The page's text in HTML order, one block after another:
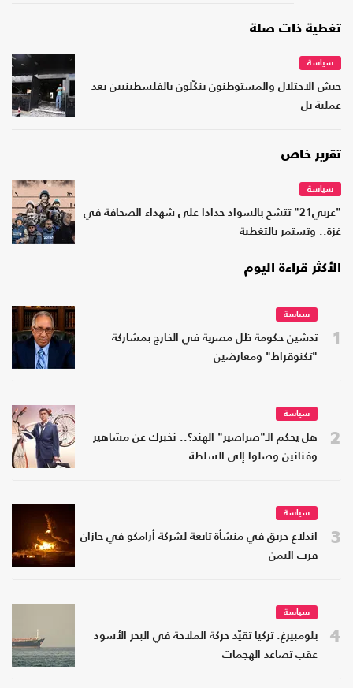
تغطية ذات صلة
سياسة
جيش الاحتلال والمستوطنون ينكّلون بالفلسطينيين بعد
عملية تل
تقرير خاص
سياسة
"عربي21" تتشح بالسواد حدادا على شهداء الصحافة في
غزة.. وتستمر بالتغطية
الأكثر قراءة اليوم
1
سياسة
تدشين حكومة ظل مصرية في الخارج بمشاركة
"تكنوقراط" ومعارضين
2
سياسة
هل يحكم الـ"صراصير" الهند؟.. نخبرك عن مشاهير
وفنانين وصلوا إلى السلطة
3
سياسة
اندلاع حريق في منشأة تابعة لشركة أرامكو في جازان
قرب اليمن
4
سياسة
بلومبيرغ: تركيا تقيّد حركة الملاحة في البحر الأسود
عقب تصاعد الهجمات